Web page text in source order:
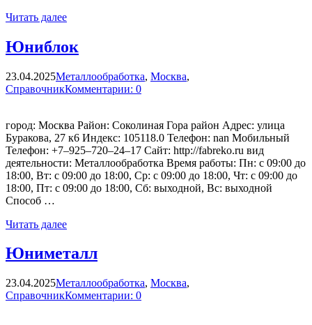
Читать далее
Юниблок
23.04.2025Металлообработка, Москва,
СправочникКомментарии: 0
город: Москва Район: Соколиная Гора район Адрес: улица
Буракова, 27 к6 Индекс: 105118.0 Телефон: nan Мобильный
Телефон: +7‒925‒720‒24‒17 Сайт: http://fabreko.ru вид
деятельности: Металлообработка Время работы: Пн: с 09:00 до
18:00, Вт: с 09:00 до 18:00, Ср: с 09:00 до 18:00, Чт: с 09:00 до
18:00, Пт: с 09:00 до 18:00, Сб: выходной, Вс: выходной
Способ …
Читать далее
Юниметалл
23.04.2025Металлообработка, Москва,
СправочникКомментарии: 0